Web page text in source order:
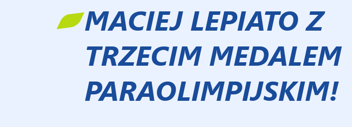
MACIEJ LEPIATO Z
TRZECIM MEDALEM
PARAOLIMPIJSKIM!